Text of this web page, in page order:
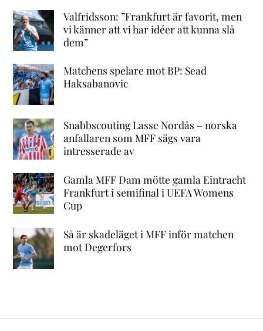
Valfridsson: ”Frankfurt är favorit, men
vi känner att vi har idéer att kunna slå
dem”
Matchens spelare mot BP: Sead
Haksabanovic
Snabbscouting Lasse Nordås – norska
anfallaren som MFF sägs vara
intresserade av
Gamla MFF Dam mötte gamla Eintracht
Frankfurt i semifinal i UEFA Womens
Cup
Så är skadeläget i MFF inför matchen
mot Degerfors